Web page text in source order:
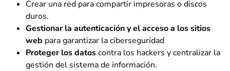
Crear una red para compartir impresoras o discos
duros.
Gestionar la autenticación y el acceso a los sitios
web para garantizar la ciberseguridad
Proteger los datoscontra los hackers y centralizar la
gestión del sistema de información.